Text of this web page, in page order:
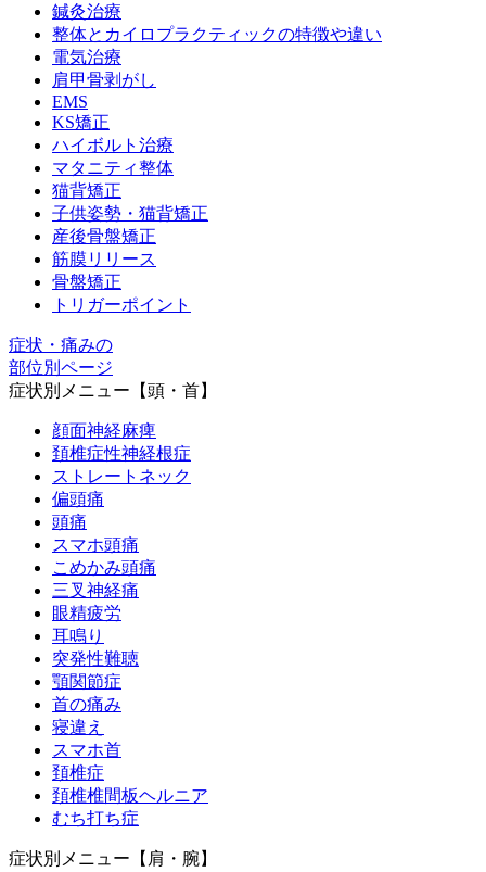
鍼灸治療
整体とカイロプラクティックの特徴や違い
電気治療
肩甲骨剥がし
EMS
KS矯正
ハイボルト治療
マタニティ整体
猫背矯正
子供姿勢・猫背矯正
産後骨盤矯正
筋膜リリース
骨盤矯正
トリガーポイント
症状・痛みの
部位別ページ
症状別メニュー【頭・首】
顔面神経麻痺
頚椎症性神経根症
ストレートネック
偏頭痛
頭痛
スマホ頭痛
こめかみ頭痛
三叉神経痛
眼精疲労
耳鳴り
突発性難聴
顎関節症
首の痛み
寝違え
スマホ首
頚椎症
頚椎椎間板ヘルニア
むち打ち症
症状別メニュー【肩・腕】